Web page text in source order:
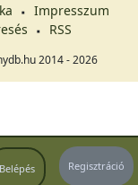
Belépés Regisztráció
Impresszum
RSS
2014 - 2026